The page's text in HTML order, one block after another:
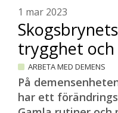
1 mar 2023
trygghet och
ARBETA MED DEMENS
På
har ett